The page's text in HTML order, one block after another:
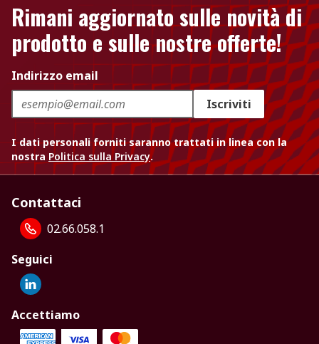
Rimani aggiornato sulle novità di
prodotto e sulle nostre offerte!
Indirizzo email
Iscriviti
I dati personali forniti saranno trattati in linea con la
nostra Politica sulla Privacy.
Contattaci
02.66.058.1
Seguici
Accettiamo